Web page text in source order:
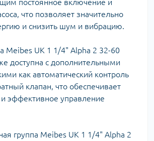
постоянное включение и
что позволяет значительно
и снизить шум и вибрацию.
Meibes UK 1 1/4" Alpha 2 32-60
доступна с дополнительными
как автоматический контроль
клапан, что обеспечивает
эффективное управление
группа Meibes UK 1 1/4" Alpha 2